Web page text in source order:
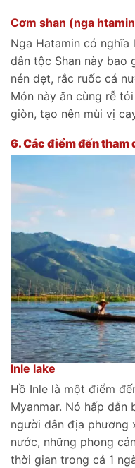
Cơm shan (nga
Nga Hatamin có nghĩa
dân tộc Shan này bao
nén dẹt, rắc ruốc cá
Món này ăn cùng rễ
giòn, tạo nên mùi vị
6.Các điểm đến tham
Inle lake
Hồ Inle là một điểm
Myanmar. Nó hấp dẫn
người dân địa phương
nước, những phong
thời gian trong cả 1